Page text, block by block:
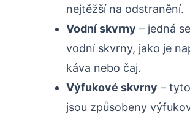
nejtěžší na odstranění.
Vodní skvrny – jedná
vodní skvrny, jako je
káva nebo čaj.
Výfukové skvrny –
jsou způsobeny